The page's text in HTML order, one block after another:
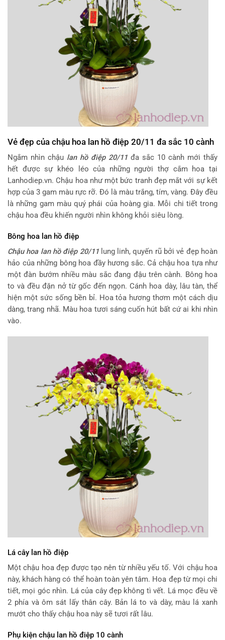
Vẻ đẹp của chậu hoa lan hồ điệp 20/11 đa sắc 10 cành
Ngắm nhìn chậu lan hồ điệp 20/11 đa sắc 10 cành mới thấy
hết được sự khéo léo của những người thợ cắm hoa tại
Lanhodiep.vn. Chậu hoa như một bức tranh đẹp mắt với sự kết
hợp của 3 gam màu rực rỡ. Đó là màu trắng, tím, vàng. Đây đều
là những gam màu quý phái của hoàng gia. Mỗi chi tiết trong
chậu hoa đều khiến người nhìn không khỏi siêu lòng.
Bông hoa lan hồ điệp
Chậu hoa lan hồ điệp 20/11lung linh, quyến rũ bởi vẻ đẹp hoàn
hảo của những bông hoa đầy hương sắc. Cả chậu hoa tựa như
một đàn bướm nhiều màu sắc đang đậu trên cành. Bông hoa
to và đều đặn nở từ gốc đến ngọn. Cánh hoa dày, lâu tàn, thể
hiện một sức sống bền bỉ. Hoa tỏa hương thơm một cách dịu
dàng, trang nhã. Màu hoa tươi sáng cuốn hút bất cứ ai khi nhìn
vào.
Lá cây lan hồ điệp
Một chậu hoa đẹp được tạo nên từ nhiều yếu tố. Với chậu hoa
này, khách hàng có thể hoàn toàn yên tâm. Hoa đẹp từ mọi chi
tiết, mọi góc nhìn. Lá của cây đẹp không tì vết. Lá mọc đều về
2 phía và ôm sát lấy thân cây. Bản lá to và dày, màu lá xanh
mướt cho thấy chậu hoa này sẽ tươi rất lâu.
Phụ kiện chậu lan hồ điệp 10 cành